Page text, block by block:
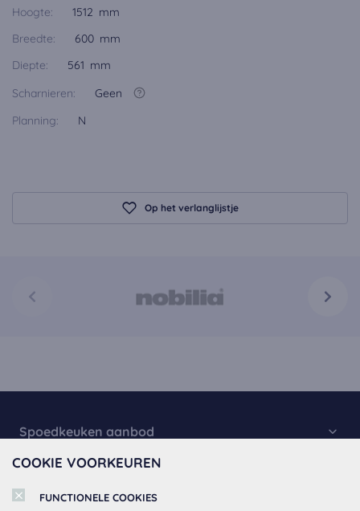
COOKIE VOORKEUREN
FUNCTIONELE COOKIES
Hoogte:
1512 mm
Breedte:
600 mm
Diepte:
561 mm
Scharnieren:
Geen
Planning:
N
Op het verlanglijstje
Spoedkeuken aanbod
Keukencollectie
Spoed Keukens